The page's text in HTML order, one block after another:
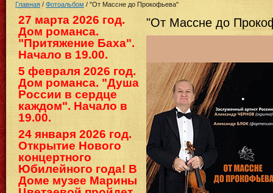
Главная / Фотоальбом / "От Массне до Прокофьева"
27 марта 2026 год.
Дом романса.
"Притяжение Баха".
Начало в 19.00.
5 февраля 2026 год.
Дом романса. "Душа
России в сердце
каждом". Начало в
19.00.
24 января 2026 год.
Открытие Нового
концертного
Юбилейного года! В
Доме музее Марины
"От Массне до